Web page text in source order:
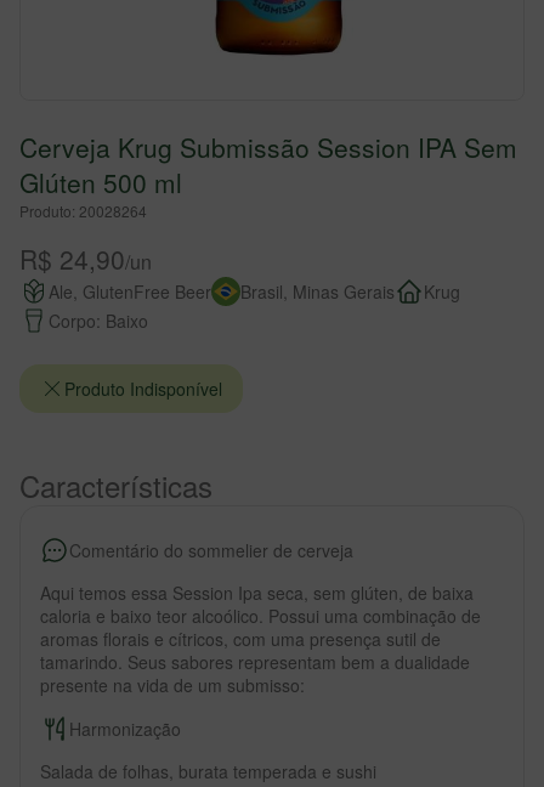
Cerveja Krug Submissão Session IPA Sem
Glúten 500 ml
Produto: 20028264
R$ 24,90/un
Ale, GlutenFree Beer Brasil, Minas Gerais
Krug
Corpo: Baixo
Produto Indisponível
Características
Comentário do sommelier de cerveja
Aqui temos essa Session Ipa seca, sem glúten, de baixa
caloria e baixo teor alcoólico. Possui uma combinação de
aromas florais e cítricos, com uma presença sutil de
tamarindo. Seus sabores representam bem a dualidade
presente na vida de um submisso:
Harmonização
Salada de folhas, burata temperada e sushi